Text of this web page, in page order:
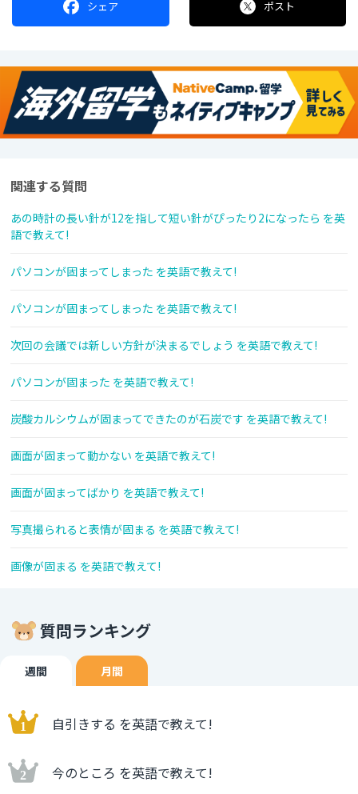
シェア ポスト
関連する質問
あの時計の長い針が12を指して短い針がぴったり2になったら を英
語で教えて!
パソコンが固まってしまった を英語で教えて!
パソコンが固まってしまった を英語で教えて!
次回の会議では新しい方針が決まるでしょう を英語で教えて!
パソコンが固まった を英語で教えて!
炭酸カルシウムが固まってできたのが石炭です を英語で教えて!
画面が固まって動かない を英語で教えて!
画面が固まってばかり を英語で教えて!
写真撮られると表情が固まる を英語で教えて!
画像が固まる を英語で教えて!
質問ランキング
週間 月間
自引きする を英語で教えて!
今のところ を英語で教えて!